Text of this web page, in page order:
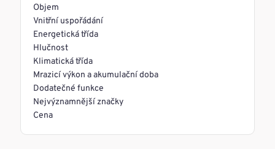
Objem
Vnitřní uspořádání
Energetická třída
Hlučnost
Klimatická třída
Mrazicí výkon a akumulační doba
Dodatečné funkce
Nejvýznamnější značky
Cena